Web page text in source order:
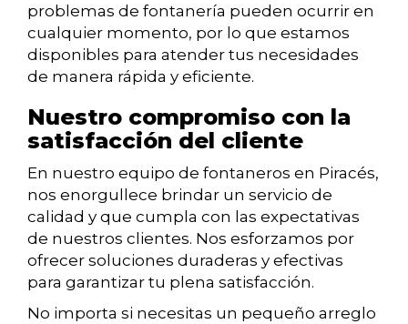
problemas de fontanería pueden ocurrir en
cualquier momento, por lo que estamos
disponibles para atender tus necesidades
de manera rápida y eficiente.
Nuestro compromiso con la
satisfacción del cliente
En nuestro equipo de fontaneros en Piracés,
nos enorgullece brindar un servicio de
calidad y que cumpla con las expectativas
de nuestros clientes. Nos esforzamos por
ofrecer soluciones duraderas y efectivas
para garantizar tu plena satisfacción.
No importa si necesitas un pequeño arreglo